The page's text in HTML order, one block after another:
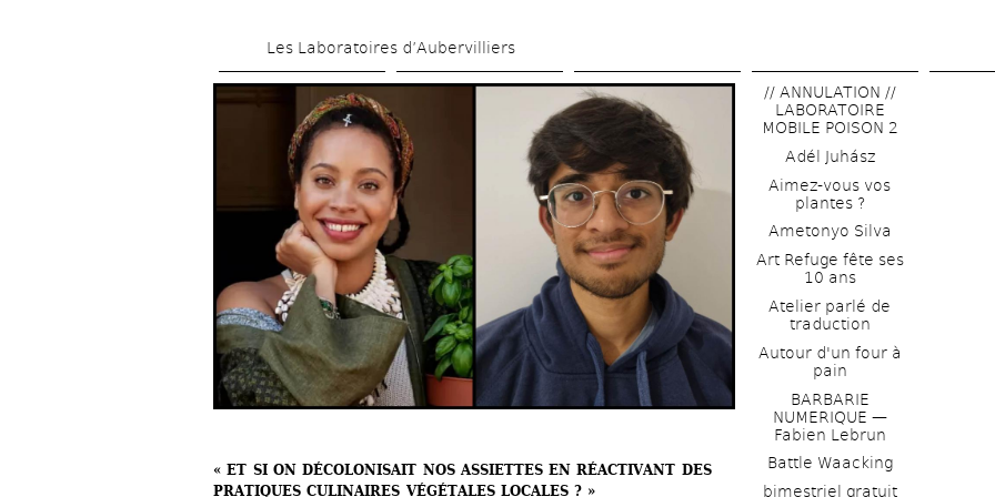
main
Les Laboratoires d’Aubervilliers
« ET SI ON DÉCOLONISAIT NOS ASSIETTES EN RÉACTIVANT DES
PRATIQUES CULINAIRES VÉGÉTALES LOCALES ? »
// ANNULATION //
LABORATOIRE
MOBILE POISON 2
Adél Juhász
Aimez-vous vos
plantes ?
Ametonyo Silva
Art Refuge fête ses
10 ans
Atelier parlé de
traduction
Autour d'un four à
pain
BARBARIE
NUMERIQUE —
Fabien Lebrun
Battle Waacking
bimestriel gratuit